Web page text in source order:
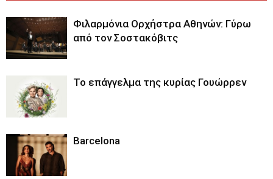
Φιλαρμόνια Ορχήστρα Αθηνών: Γύρω
από τον Σοστακόβιτς
Το επάγγελμα της κυρίας Γουώρρεν
Barcelona